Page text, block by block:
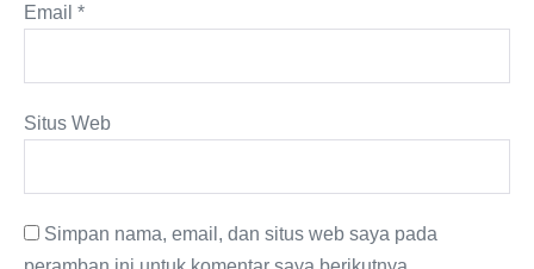
Email *
Situs Web
Simpan nama, email, dan situs web saya pada